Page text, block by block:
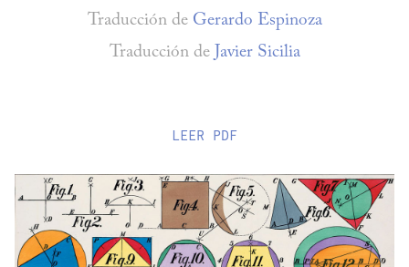
Traducción de Gerardo Espinoza
Traducción de Javier Sicilia
LEER PDF